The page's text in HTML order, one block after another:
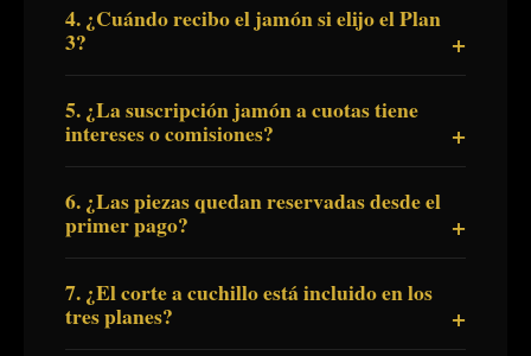
4. ¿Cuándo recibo el jamón si elijo el Plan
3?
5. ¿La suscripción jamón a cuotas tiene
intereses o comisiones?
6. ¿Las piezas quedan reservadas desde el
primer pago?
7. ¿El corte a cuchillo está incluido en los
tres planes?